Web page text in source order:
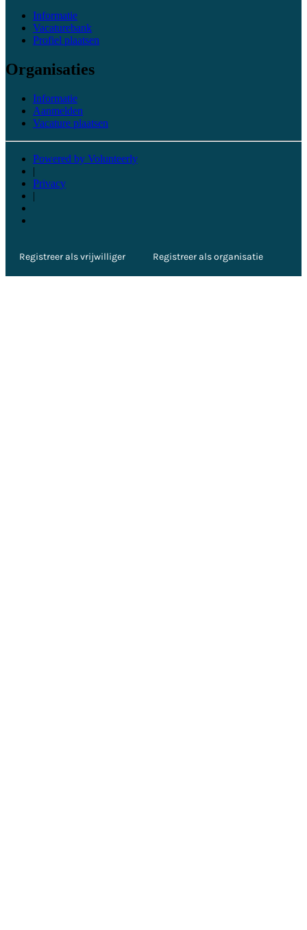
Informatie
Vacaturebank
Profiel plaatsen
Organisaties
Informatie
Aanmelden
Vacature plaatsen
Powered by Volunteerly
|
Privacy
|
Registreer als vrijwilliger Registreer als organisatie